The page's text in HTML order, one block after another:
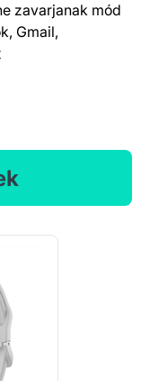
zavarjanak mód
Gmail,